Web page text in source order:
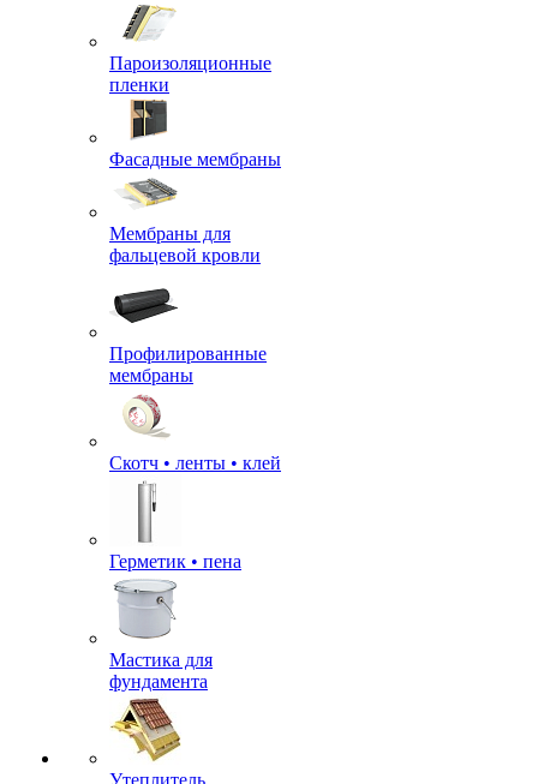
Пароизоляционные
пленки
Фасадные мембраны
Мембраны для
фальцевой кровли
Профилированные
мембраны
Скотч • ленты • клей
Герметик • пена
Мастика для
фундамента
Утеплитель